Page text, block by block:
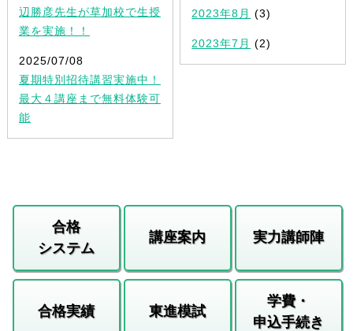
辺勝彦先生が草加校で生授
業を実施！！
2025/07/08
夏期特別招待講習実施中！
最大４講座まで無料体験可
能
2023年8月 (3)
2023年7月 (2)
合格
システム
講座案内 実力講師陣
合格実績 東進模試
学費・
申込手続き